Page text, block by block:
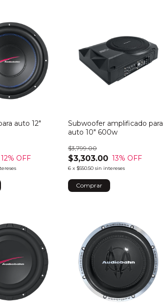
auto 12"
12% OFF
Subwoofer amplificado para
auto 10" 600w
$3,303.00
$3,799.00
13% OFF
6 x $550.50 sin intereses